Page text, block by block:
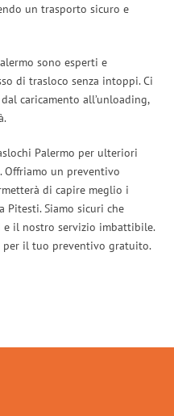
un trasporto sicuro e
sono esperti e
di trasloco senza intoppi. Ci
caricamento all’unloading,
Palermo per ulteriori
Offriamo un preventivo
di capire meglio i
Pitesti. Siamo sicuri che
il nostro servizio imbattibile.
per il tuo preventivo gratuito.